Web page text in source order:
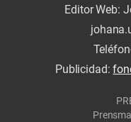
Editor Web:
Publicidad: